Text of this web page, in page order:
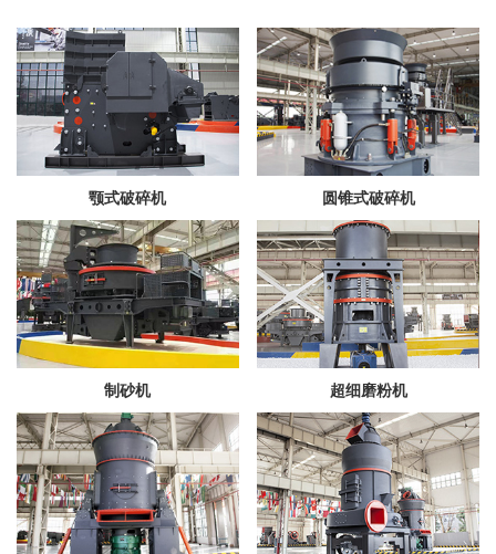
颚式破碎机 圆锥式破碎机
制砂机 超细磨粉机